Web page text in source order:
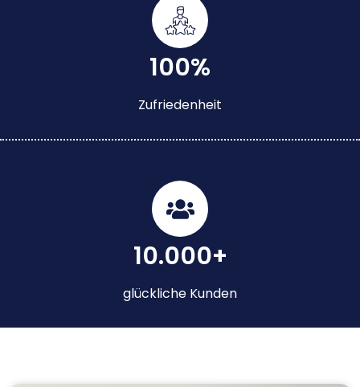
100%
Zufriedenheit
10.000+
glückliche Kunden